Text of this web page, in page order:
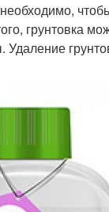
грунтовка